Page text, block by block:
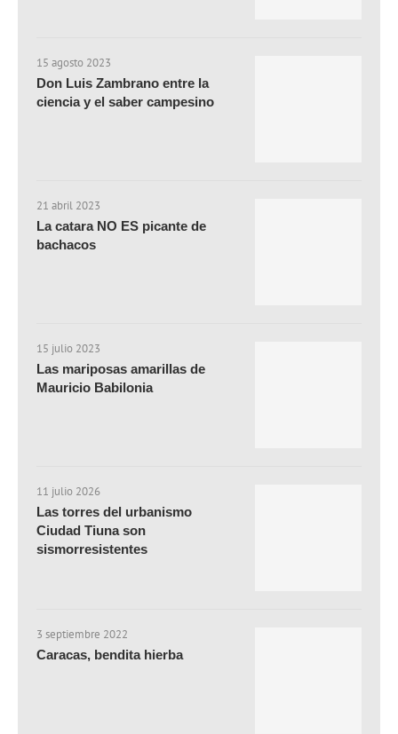
15 agosto 2023
Don Luis Zambrano entre la
ciencia y el saber campesino
21 abril 2023
La catara NO ES picante de
bachacos
15 julio 2023
Las mariposas amarillas de
Mauricio Babilonia
11 julio 2026
Las torres del urbanismo
Ciudad Tiuna son
sismorresistentes
3 septiembre 2022
Caracas, bendita hierba